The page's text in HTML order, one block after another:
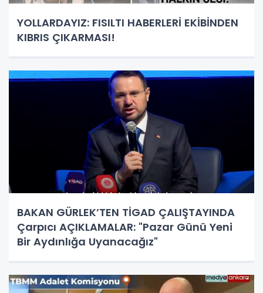
YOLLARDAYIZ: FISILTI HABERLERİ EKİBİNDEN
KIBRIS ÇIKARMASI!
BAKAN GÜRLEK’TEN TİGAD ÇALIŞTAYINDA
Çarpıcı AÇIKLAMALAR: "Pazar Günü Yeni
Bir Aydınlığa Uyanacağız"